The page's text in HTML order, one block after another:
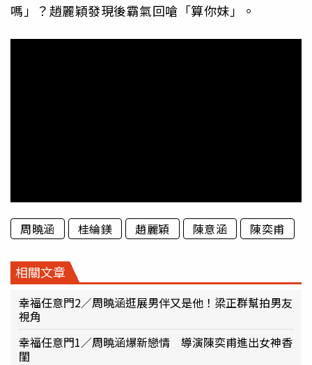
嗎」？趙麗穎發現後霸氣回嗆「算你妹」。
周曉涵 桂綸鎂 趙麗穎 陳意涵 陳奕甫
相關文章
幸福任意門2／周曉涵逛展男伴又是他！梁正群幫拍男友
視角
幸福任意門1／周曉涵爆新戀情 導演陳奕甫進出女神香
閨